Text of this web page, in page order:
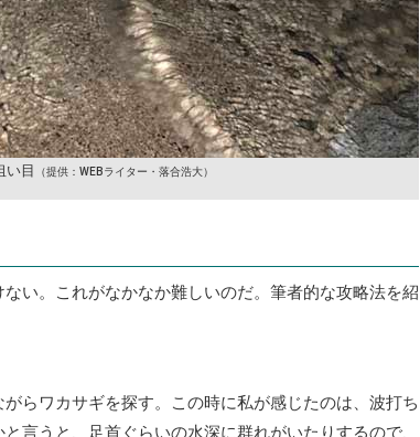
い目 （提供：WEBライター・落合浩大）
い。これがなかなか難しいのだ。筆者的な攻略法を紹
らワカサギを探す。この時に私が感じたのは、波打ち
言うと、足首ぐらいの水深に群れがいたりするので、